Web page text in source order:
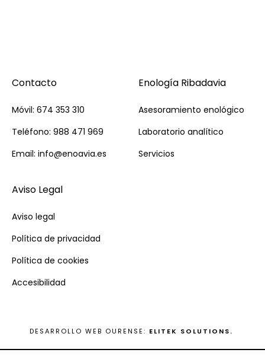
Contacto
Móvil: 674 353 310
Teléfono: 988 471 969
Email: info@enoavia.es
Enología Ribadavia
Asesoramiento enológico
Laboratorio analítico
Servicios
Aviso Legal
Aviso legal
Política de privacidad
Política de cookies
Accesibilidad
DESARROLLO WEB OURENSE: ELITEK SOLUTIONS.